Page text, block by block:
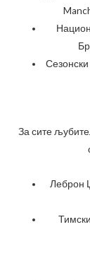
За сите
Леброн